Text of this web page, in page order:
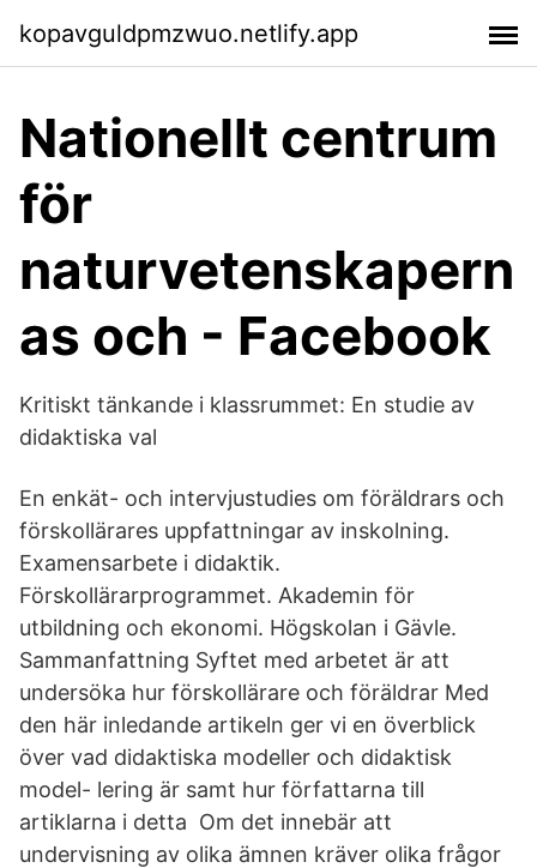
kopavguldpmzwuo.netlify.app
Nationellt centrum
för
naturvetenskapern
as och - Facebook
Kritiskt tänkande i klassrummet: En studie av
didaktiska val
En enkät- och intervjustudies om föräldrars och
förskollärares uppfattningar av inskolning.
Examensarbete i didaktik.
Förskollärarprogrammet. Akademin för
utbildning och ekonomi. Högskolan i Gävle.
Sammanfattning Syftet med arbetet är att
undersöka hur förskollärare och föräldrar Med
den här inledande artikeln ger vi en överblick
över vad didaktiska modeller och didaktisk
model- lering är samt hur författarna till
artiklarna i detta Om det innebär att
undervisning av olika ämnen kräver olika frågor